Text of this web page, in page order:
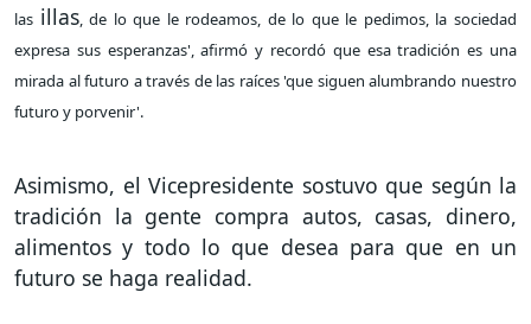
las illas, de lo que le rodeamos, de lo que le pedimos, la sociedad
expresa sus esperanzas', afirmó y recordó que esa tradición es una
mirada al futuro a través de las raíces 'que siguen alumbrando nuestro
futuro y porvenir'.
Asimismo, el Vicepresidente sostuvo que según la
tradición la gente compra autos, casas, dinero,
alimentos y todo lo que desea para que en un
futuro se haga realidad.